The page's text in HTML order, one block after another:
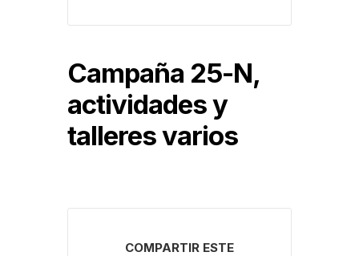
Campaña 25-N,
actividades y
talleres varios
COMPARTIR ESTE